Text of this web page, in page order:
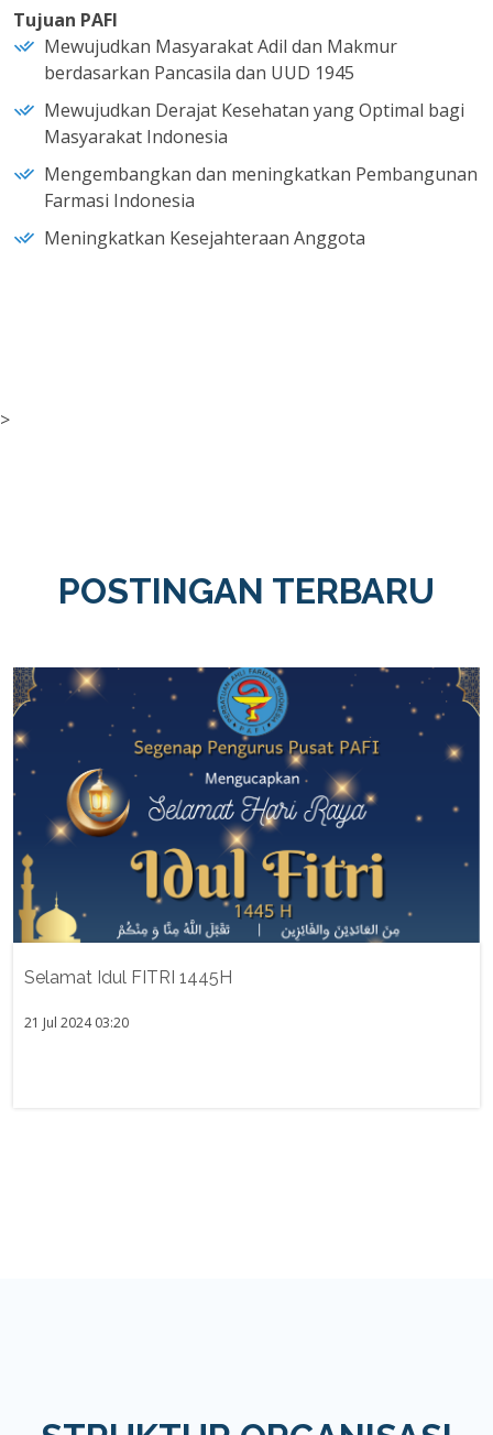
Tujuan PAFI
Mewujudkan Masyarakat Adil dan Makmur
berdasarkan Pancasila dan UUD 1945
Mewujudkan Derajat Kesehatan yang Optimal bagi
Masyarakat Indonesia
Mengembangkan dan meningkatkan Pembangunan
Farmasi Indonesia
Meningkatkan Kesejahteraan Anggota
>
POSTINGAN TERBARU
Selamat Idul FITRI 1445H
21 Jul 2024 03:20